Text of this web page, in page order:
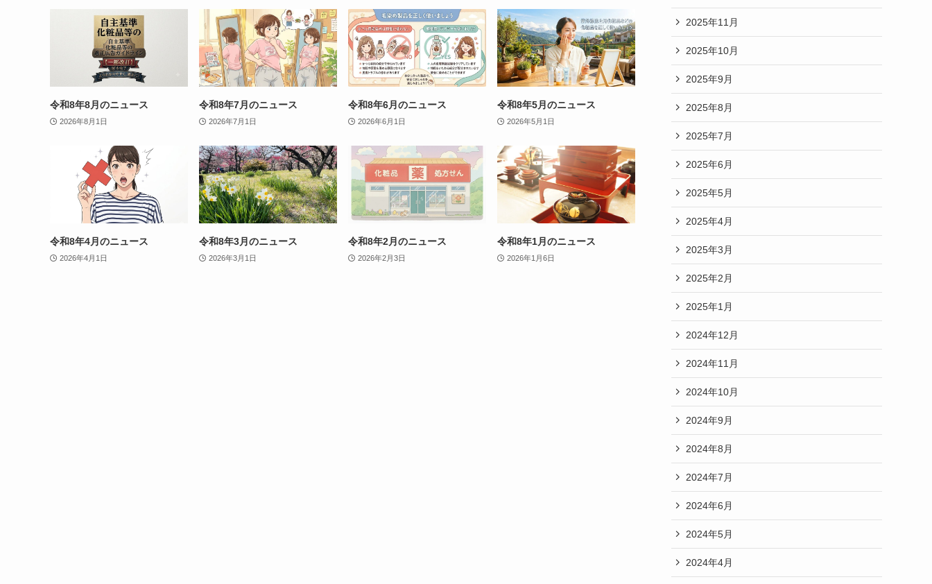
令和8年8月のニュース
2026年8月1日
令和8年7月のニュース
2026年7月1日
令和8年6月のニュース
2026年6月1日
令和8年5月のニュース
2026年5月1日
令和8年4月のニュース
2026年4月1日
令和8年3月のニュース
2026年3月1日
令和8年2月のニュース
2026年2月3日
令和8年1月のニュース
2026年1月6日
2025年11月
2025年10月
2025年9月
2025年8月
2025年7月
2025年6月
2025年5月
2025年4月
2025年3月
2025年2月
2025年1月
2024年12月
2024年11月
2024年10月
2024年9月
2024年8月
2024年7月
2024年6月
2024年5月
2024年4月